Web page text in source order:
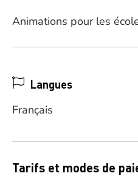
Animations pour les
Langues
Français
Tarifs et modes de